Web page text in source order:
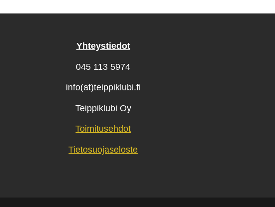
Yhteystiedot
045 113 5974
info(at)teippiklubi.fi
Teippiklubi Oy
Toimitusehdot
Tietosuojaseloste